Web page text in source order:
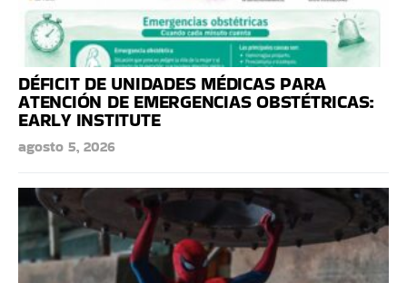
DÉFICIT DE UNIDADES MÉDICAS PARA
ATENCIÓN DE EMERGENCIAS OBSTÉTRICAS:
EARLY INSTITUTE
agosto 5, 2026